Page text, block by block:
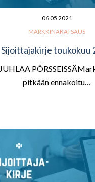
06.05.2021
MARKKINAKATSAUS
Sijoittajakirje toukokuu
pitkään ennakoitu…